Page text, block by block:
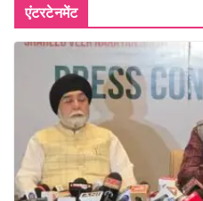
एंटरटेनमेंट